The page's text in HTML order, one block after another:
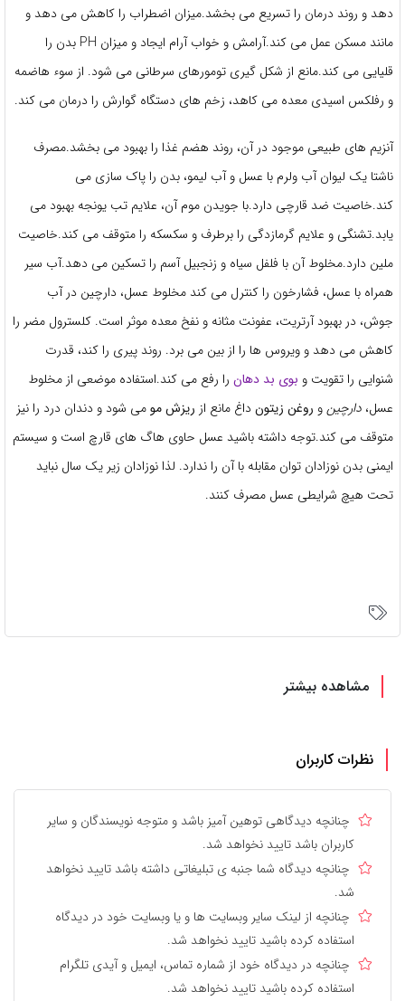
دهد و روند درمان را تسریع می بخشد.میزان اضطراب را کاهش می دهد و
مانند مسکن عمل می کند.آرامش و خواب آرام ایجاد و میزان PH بدن را
قلیایی می کند.مانع از شکل گیری تومورهای سرطانی می شود. از سوء هاضمه
و رفلکس اسیدی معده می کاهد، زخم های دستگاه گوارش را درمان می کند.
آنزیم های طبیعی موجود در آن، روند هضم غذا را بهبود می بخشد.مصرف
ناشتا یک لیوان آب ولرم با عسل و آب لیمو، بدن را پاک سازی می
کند.خاصیت ضد قارچی دارد.با جویدن موم آن، علایم تب یونجه بهبود می
یابد.تشنگی و علایم گرمازدگی را برطرف و سکسکه را متوقف می کند.خاصیت
ملین دارد.مخلوط آن با فلفل سیاه و زنجبیل آسم را تسکین می دهد.آب سیر
همراه با عسل، فشارخون را کنترل می کند مخلوط عسل، دارچین در آب
جوش، در بهبود آرتریت، عفونت مثانه و نفخ معده موثر است. کلسترول مضر را
کاهش می دهد و ویروس ها را از بین می برد. روند پیری را کند، قدرت
شنوایی را تقویت و بوی بد دهان را رفع می کند.استفاده موضعی از مخلوط
عسل، دارچینو روغن زیتون داغ مانع از ریزش مومی شود و دندان درد را نیز
متوقف می کند.توجه داشته باشید عسل حاوی هاگ های قارچ است و سیستم
ایمنی بدن نوزادان توان مقابله با آن را ندارد. لذا نوزادان زیر یک سال نباید
تحت هیچ شرایطی عسل مصرف کنند.
مشاهده بیشتر
نظرات کاربران
چنانچه دیدگاهی توهین آمیز باشد و متوجه نویسندگان و سایر
کاربران باشد تایید نخواهد شد.
چنانچه دیدگاه شما جنبه ی تبلیغاتی داشته باشد تایید نخواهد
شد.
چنانچه از لینک سایر وبسایت ها و یا وبسایت خود در دیدگاه
استفاده کرده باشید تایید نخواهد شد.
چنانچه در دیدگاه خود از شماره تماس، ایمیل و آیدی تلگرام
استفاده کرده باشید تایید نخواهد شد.